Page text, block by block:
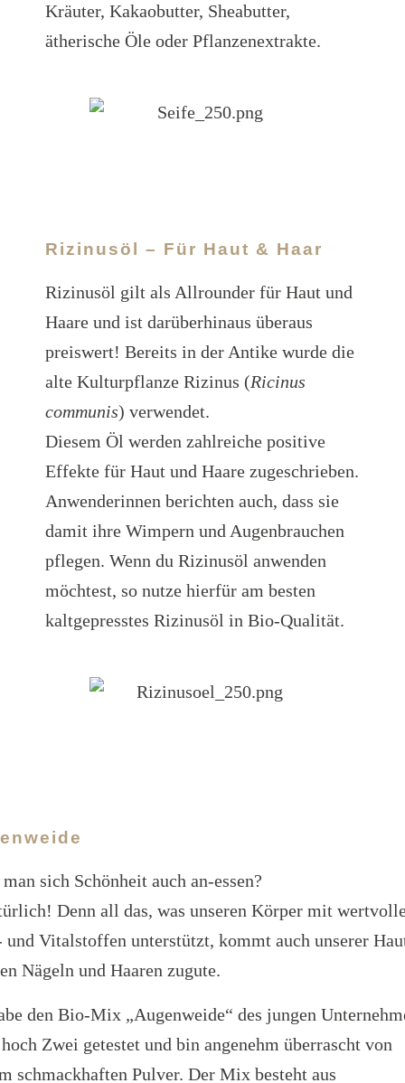
Kräuter, Kakaobutter, Sheabutter,
ätherische Öle oder Pflanzenextrakte.
Rizinusöl – Für Haut & Haar
Rizinusöl gilt als Allrounder für Haut und
Haare und ist darüberhinaus überaus
preiswert! Bereits in der Antike wurde die
alte Kulturpflanze Rizinus (Ricinus
communis) verwendet.
Diesem Öl werden zahlreiche positive
Effekte für Haut und Haare zugeschrieben.
Anwenderinnen berichten auch, dass sie
damit ihre Wimpern und Augenbrauchen
pflegen. Wenn du Rizinusöl anwenden
möchtest, so nutze hierfür am besten
kaltgepresstes Rizinusöl in Bio-Qualität.
sich Schönheit auch an-essen?
Denn all das, was unseren Körper mit
und Vitalstoffen unterstützt, kommt auch unserer
Nägeln und Haaren zugute.
den Bio-Mix „Augenweide“ des jungen
Zwei getestet und bin angenehm überrascht von
schmackhaften Pulver. Der Mix besteht aus